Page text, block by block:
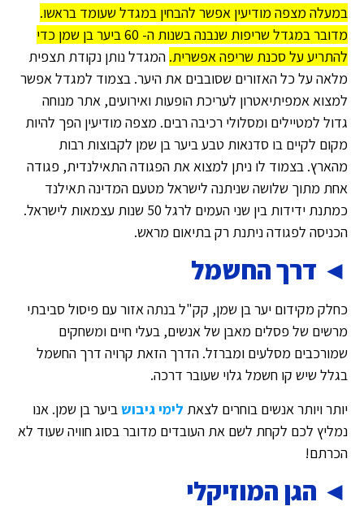
במעלה מצפה מודיעין אפשר להבחין במגדל שעומד בראשו.
מדובר במגדל שריפות שנבנה בשנות ה- 60 ביער בן שמן כדי
להתריע על סכנת שריפה אפשרית. המגדל נותן נקודת תצפית
מלאה על כל האזורים שסובבים את היער. בצמוד למגדל אפשר
למצוא אמפיתיאטרון לעריכת הופעות ואירועים, אתר מנוחה
גדול למטיילים ומסלולי רכיבה רבים. מצפה מודיעין הפך להיות
מקום לקיים בו סדנאות טבע ביער בן שמן לקבוצות רבות
מהארץ. בצמוד לו ניתן למצוא את הפגודה התאילנדית, פגודה
אחת מתוך שלושה שניתנה לישראל מטעם המדינה תאילנד
כמתנת ידידות בין שני העמים לרגל 50 שנות עצמאות לישראל.
הכניסה לפגודה ניתנת רק בתיאום מראש.
◄ דרך החשמל
כחלק מקידום יער בן שמן, קק"ל בנתה אזור עם פיסול סביבתי
מרשים של פסלים מאבן של אנשים, בעלי חיים ומשחקים
שמורכבים מסלעים ומברזל. הדרך הזאת קרויה דרך החשמל
בגלל שיש קו חשמל גלוי שעובר דרכה.
יותר ויותר אנשים בוחרים לצאת לימי גיבוש ביער בן שמן. אנו
נמליץ לכם לקחת לשם את העובדים מדובר בסוג חוויה שעוד לא
הכרתם!
◄ הגן המוזיקלי